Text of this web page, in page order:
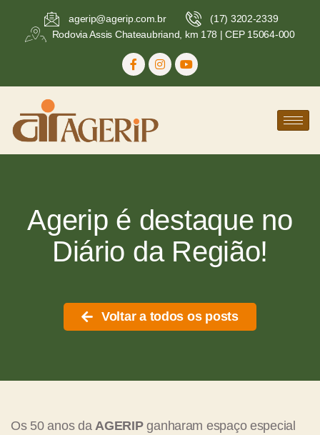
agerip@agerip.com.br
(17) 3202-2339
Rodovia Assis Chateaubriand, km 178 | CEP 15064-000
Agerip é destaque no
Diário da Região!
Voltar a todos os posts
Os 50 anos da AGERIPganharam espaço especial